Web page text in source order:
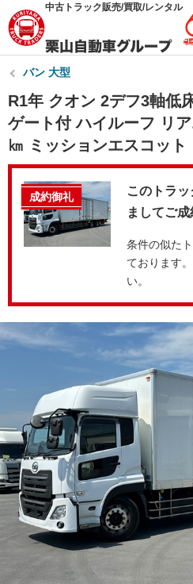
中古トラック販売/買取/レンタル
バン 大型
R1年 クオン 2デフ3軸低
ゲート付 ハイルーフ リ
㎞ ミッションエスコット
成約御礼
このトラ
ましてご成
条件の似た
ております
い。